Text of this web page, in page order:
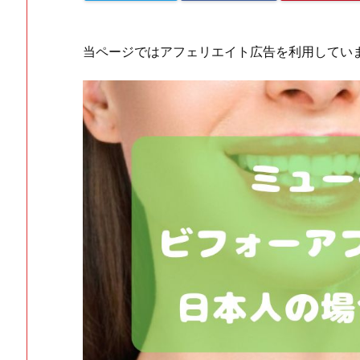
当ページではアフェリエイト広告を利用してい